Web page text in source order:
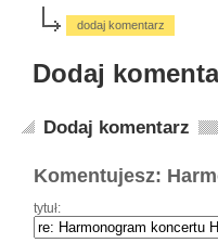
dodaj komentarz
Dodaj
Dodaj komentarz
Komentujesz:
tytuł: